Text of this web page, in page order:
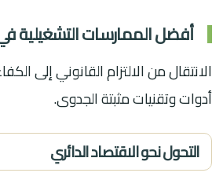
أفضل الممارسات التشغيلية
الانتقال من الالتزام القانوني إلى
أدوات وتقنيات مثبتة الجدوى.
التحول نحو الاقتصاد الدائري